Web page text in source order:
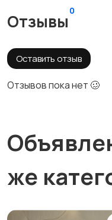
Отзывы
0
Оставить отзыв
Отзывов пока нет 🥴
же